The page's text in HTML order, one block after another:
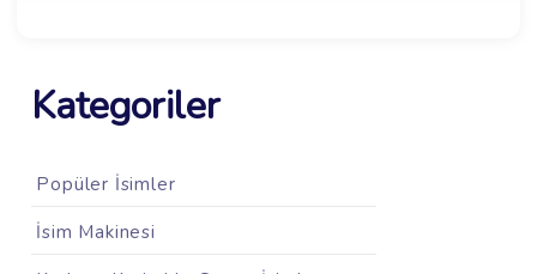
Kategoriler
Popüler İsimler
İsim Makinesi